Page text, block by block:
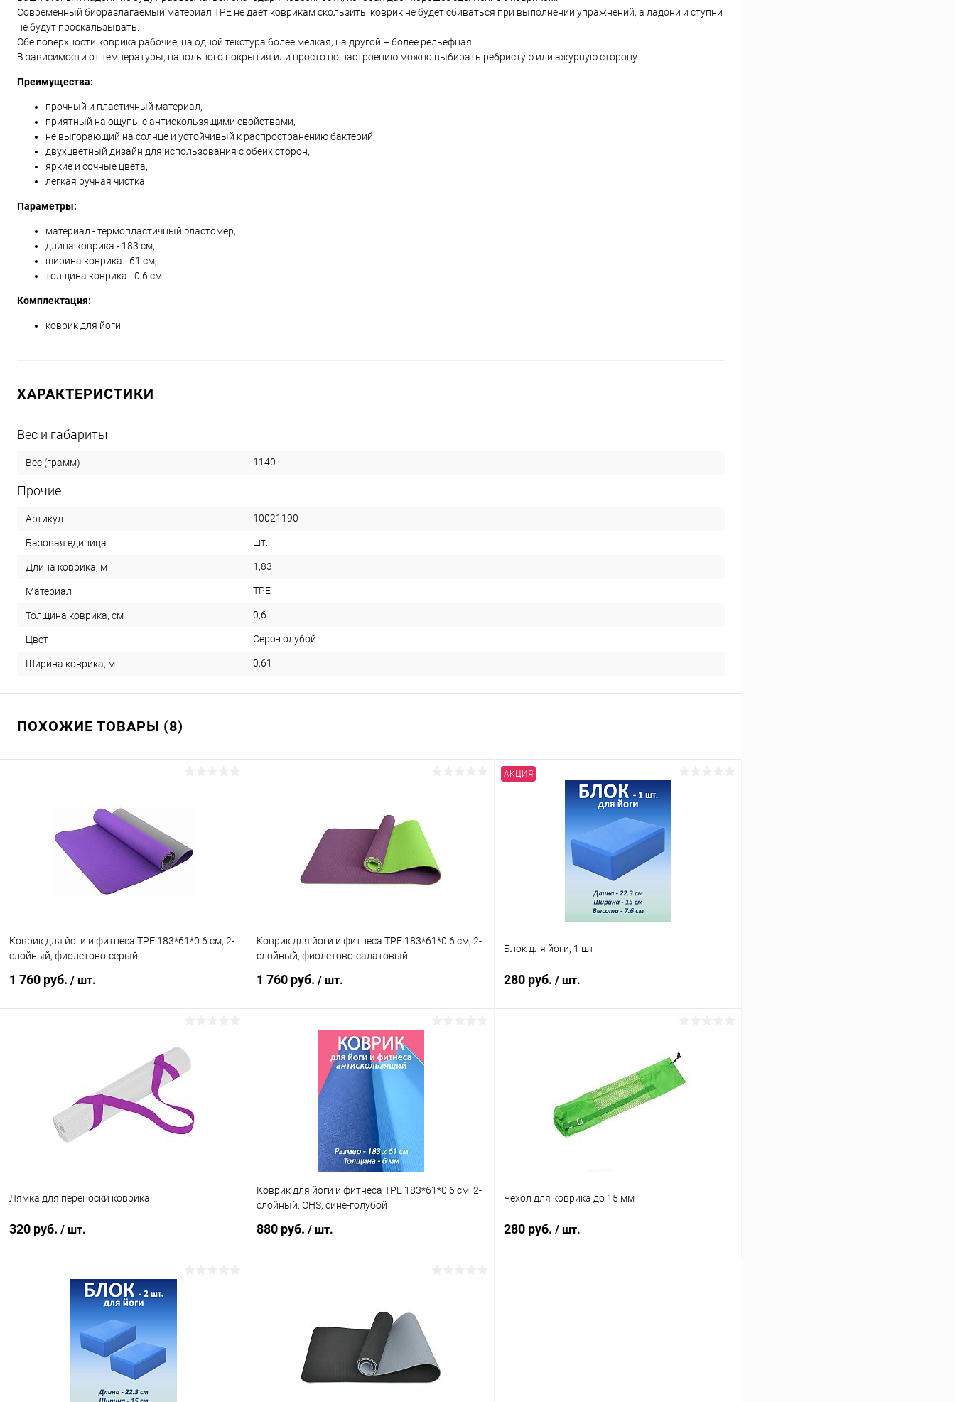
Современный биоразлагаемый материал TPE не даёт коврикам скользить: коврик не будет сбиваться при выполнении упражнений, а ладони и ступни
не будут проскальзывать.
Обе поверхности коврика рабочие, на одной текстура более мелкая, на другой – более рельефная.
В зависимости от температуры, напольного покрытия или просто по настроению можно выбирать ребристую или ажурную сторону.
Преимущества:
прочный и пластичный материал,
приятный на ощупь, с антискользящими свойствами,
не выгорающий на солнце и устойчивый к распространению бактерий,
двухцветный дизайн для использования с обеих сторон,
яркие и сочные цвета,
лёгкая ручная чистка.
Параметры:
материал - термопластичный эластомер,
длина коврика - 183 см,
ширина коврика - 61 см,
толщина коврика - 0.6 см.
Комплектация:
коврик для йоги.
ХАРАКТЕРИСТИКИ
Вес и габариты
Вес (грамм) 1140
Прочие
Артикул 10021190
Базовая единица шт.
Длина коврика, м 1,83
Материал TPE
Толщина коврика, см 0,6
Цвет Серо-голубой
Ширина коврика, м 0,61
ПОХОЖИЕ ТОВАРЫ (8)
Коврик для йоги и фитнеса TPE 183*61*0.6 см, 2-
слойный, фиолетово-серый
1 760 руб. / шт.
Сравнение
Под заказ
Коврик для йоги и фитнеса TPE 183*61*0.6 см, 2-
слойный, фиолетово-салатовый
1 760 руб. / шт.
В корзину
Купить в 1 клик Сравнение
В избранное
АКЦИЯ
Блок для йоги, 1 шт.
280 руб. / шт.
Сравнение
В избранное В наличии
Лямка для переноски коврика
320 руб. / шт.
В корзину
В наличии
Коврик для йоги и фитнеса TPE 183*61*0.6 см, 2-
слойный, OHS, сине-голубой
880 руб. / шт.
Купить в 1 клик Сравнение
В избранное Под заказ
Чехол для коврика до 15 мм
280 руб. / шт.